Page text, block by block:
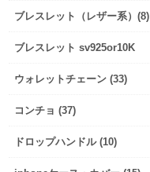
ブレスレット（レザー系）(8)
ブレスレット sv925or10K
ウォレットチェーン (33)
コンチョ (37)
ドロップハンドル (10)